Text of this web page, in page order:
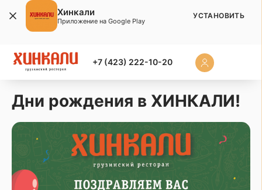
+7 (423) 222-10-20
Дни рождения в ХИНКАЛИ!
Хинкали
Приложение на Google Play
УСТАНОВИТЬ